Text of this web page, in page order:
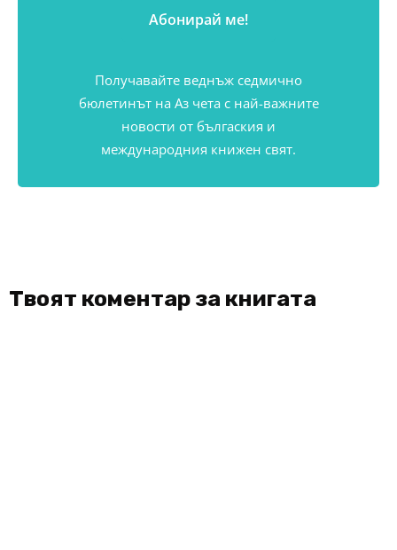
Получавайте веднъж седмично
бюлетинът на Аз чета с най-важните
новости от бългаския и
международния книжен свят.
Твоят коментар за книгата